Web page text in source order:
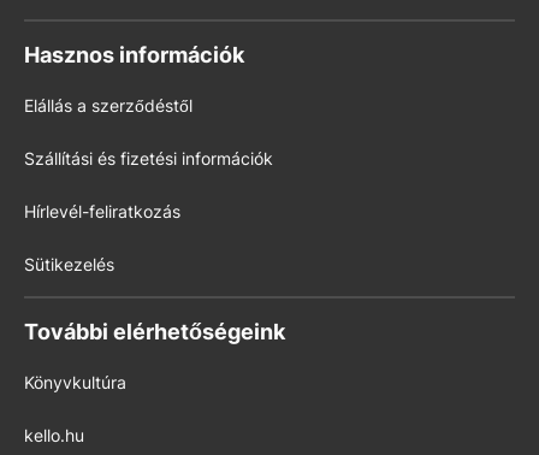
Hasznos információk
Elállás a szerződéstől
Szállítási és fizetési információk
Hírlevél-feliratkozás
Sütikezelés
További elérhetőségeink
Könyvkultúra
kello.hu